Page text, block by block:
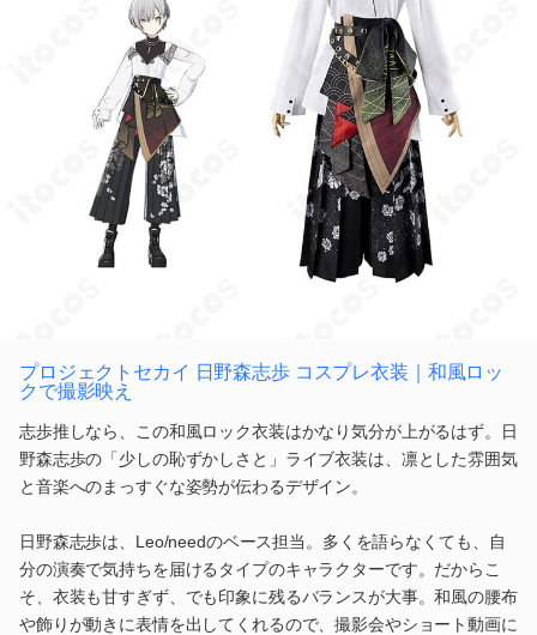
プロジェクトセカイ 日野森志歩 コスプレ衣装｜和風ロッ
クで撮影映え
志歩推しなら、この和風ロック衣装はかなり気分が上がるはず。日
野森志歩の「少しの恥ずかしさと」ライブ衣装は、凛とした雰囲気
と音楽へのまっすぐな姿勢が伝わるデザイン。
日野森志歩は、Leo/needのベース担当。多くを語らなくても、自
分の演奏で気持ちを届けるタイプのキャラクターです。だからこ
そ、衣装も甘すぎず、でも印象に残るバランスが大事。和風の腰布
や飾りが動きに表情を出してくれるので、撮影会やショート動画に